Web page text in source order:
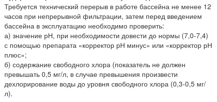
Требуется технический перерыв в работе бассейна не менее 12
часов при непрерывной фильтрации, затем перед введением
бассейна в эксплуатацию необходимо проверить:
а) значение рН, при необходимости довести до нормы (7,0-7,4)
с помощью препарата «корректор рН минус» или «корректор рН
плюс»;
б) содержание свободного хлора (показатель не должен
превышать 0,5 мг/л, в случае превышения произвести
дехлорирование воды до уровня свободного хлора (0,3-0,5 мг/
л).